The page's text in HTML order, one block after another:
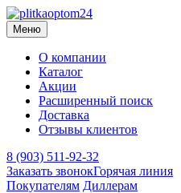
Меню
О компании
Каталог
Акции
Расширенный поиск
Доставка
Отзывы клиентов
8 (903) 511-92-32
Заказать звонокГорячая линия
Покупателям Диллерам